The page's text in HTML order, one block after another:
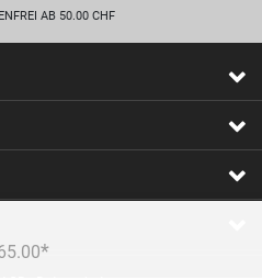
vonAn
AB 50.00 CHF